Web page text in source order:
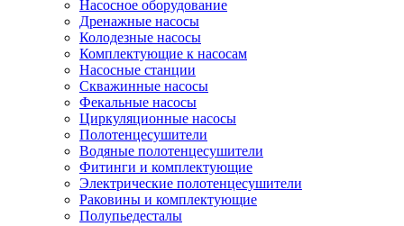
Насосное оборудование
Дренажные насосы
Колодезные насосы
Комплектующие к насосам
Насосные станции
Скважинные насосы
Фекальные насосы
Циркуляционные насосы
Полотенцесушители
Водяные полотенцесушители
Фитинги и комплектующие
Электрические полотенцесушители
Раковины и комплектующие
Полупьедесталы